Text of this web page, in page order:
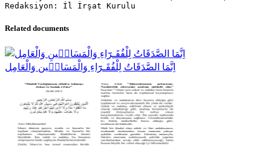
Related documents
اِنَّمَا الصَّدَقَاتُ لِلْفُقَـرََٓاءِ وَالْمَسَاك۪ينِ وَالْعَامِل